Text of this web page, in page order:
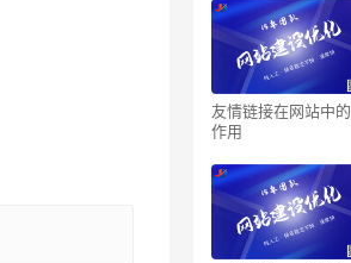
友情链接在网站中的
作用